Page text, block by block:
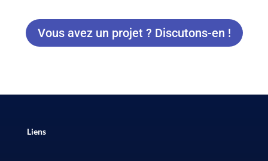
Vous avez un projet ? Discutons-en !
Liens